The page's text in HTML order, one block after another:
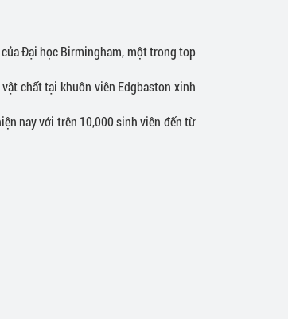
Đại học Birmingham, một trong top
chất tại khuôn viên Edgbaston xinh
nay với trên 10,000 sinh viên đến từ